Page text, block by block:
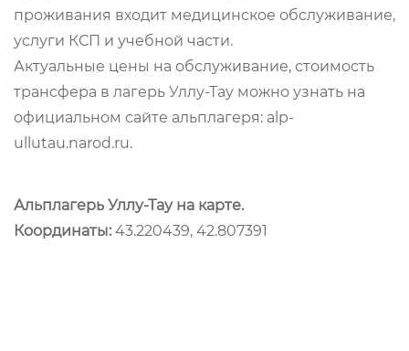
проживания входит медицинское обслуживание,
услуги КСП и учебной части.
Актуальные цены на обслуживание, стоимость
трансфера в лагерь Уллу-Тау можно узнать на
официальном сайте альплагеря: alp-
ullutau.narod.ru.
Альплагерь Уллу-Тау на карте.
Координаты: 43.220439, 42.807391